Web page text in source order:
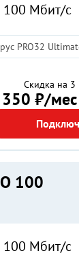
100 Мбит/с
PRO32
Скидка на 3
350 ₽/мес
100
100 Мбит/с